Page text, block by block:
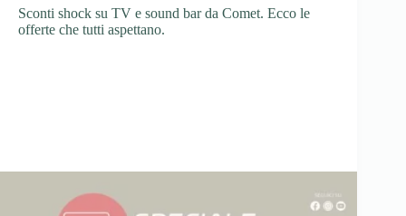
Sconti shock su TV e sound bar da Comet. Ecco le
offerte che tutti aspettano.